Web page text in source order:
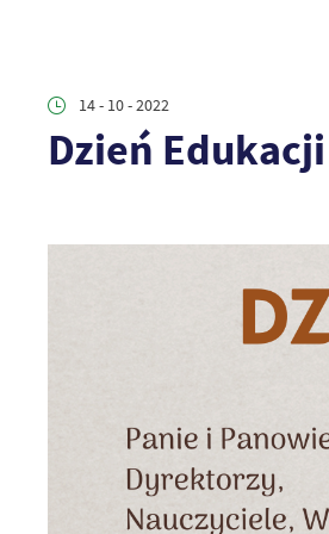
14 - 10 - 2022
Dzień